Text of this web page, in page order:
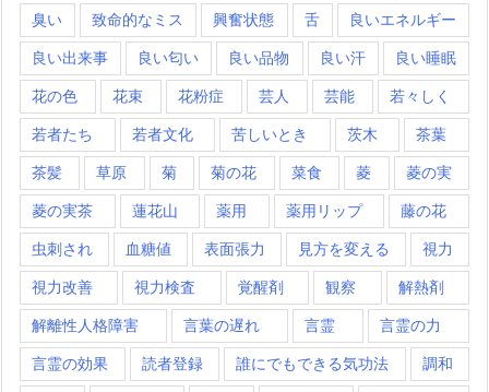
臭い 致命的なミス 興奮状態 舌 良いエネルギー
良い出来事 良い匂い 良い品物 良い汗 良い睡眠
花の色 花束 花粉症 芸人 芸能 若々しく
若者たち 若者文化 苦しいとき 茨木 茶葉
茶髪 草原 菊 菊の花 菜食 菱 菱の実
菱の実茶 蓮花山 薬用 薬用リップ 藤の花
虫刺され 血糖値 表面張力 見方を変える 視力
視力改善 視力検査 覚醒剤 観察 解熱剤
解離性人格障害 言葉の遅れ 言霊 言霊の力
言霊の効果 読者登録 誰にでもできる気功法 調和